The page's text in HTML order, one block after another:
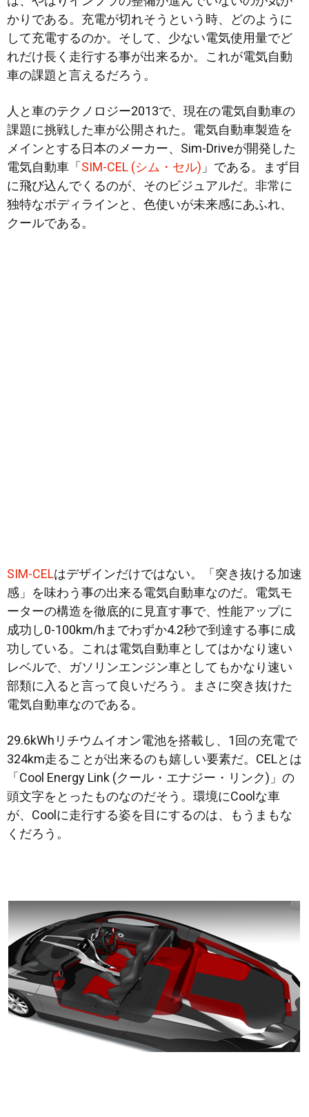
かりである。充電が切れそうという時、どのように
して充電するのか。そして、少ない電気使用量でど
れだけ長く走行する事が出来るか。これが電気自動
車の課題と言えるだろう。
人と車のテクノロジー2013で、現在の電気自動車の
課題に挑戦した車が公開された。電気自動車製造を
メインとする日本のメーカー、Sim-Driveが開発した
電気自動車「 SIM-CEL (シム・セル) 」である。まず目
に飛び込んでくるのが、そのビジュアルだ。非常に
独特なボディラインと、色使いが未来感にあふれ、
クールである。
SIM-CELはデザインだけではない。「突き抜ける加速
感」を味わう事の出来る電気自動車なのだ。電気モ
ーターの構造を徹底的に見直す事で、性能アップに
成功し0-100km/hまでわずか4.2秒で到達する事に成
功している。これは電気自動車としてはかなり速い
レベルで、ガソリンエンジン車としてもかなり速い
部類に入ると言って良いだろう。まさに突き抜けた
電気自動車なのである。
29.6kWhリチウムイオン電池を搭載し、1回の充電で
324km走ることが出来るのも嬉しい要素だ。CELとは
「Cool Energy Link (クール・エナジー・リンク)」の
頭文字をとったものなのだそう。環境にCoolな車
が、Coolに走行する姿を目にするのは、もうまもな
くだろう。